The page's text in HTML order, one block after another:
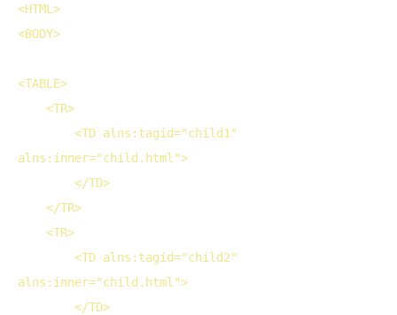
<HTML >
<BODY>
<TABLE>
<TR>
<TD alns:tagid="child1"
alns:inner="child.html">
</TD>
</TR>
<TR>
<TD alns:tagid="child2"
alns:inner="child.html">
</TD>